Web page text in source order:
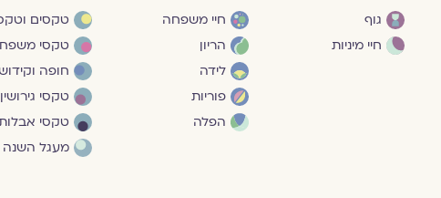
גוף
חיי מיניות
חיי משפחה
הריון
לידה
פוריות
הפלה
טקסים
טקסי
חופה
טקסי גירושין
טקסי
מעגל השנה